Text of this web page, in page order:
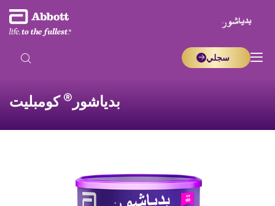
سجلي
بدياشور ® كومبليت